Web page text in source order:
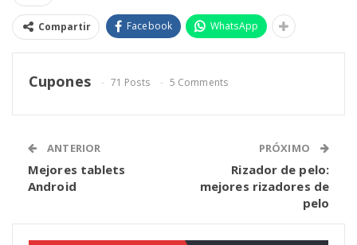
Compartir Facebook WhatsApp
Cupones 71 Posts 5 Comments
ANTERIOR
Mejores tablets
Android
PRÓXIMO
Rizador de pelo:
mejores rizadores de
pelo